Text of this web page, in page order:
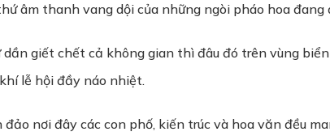
âm thanh vang dội của những ngòi pháo hoa đang
dần giết chết cả không gian thì đâu đó trên vùng
lễ hội đầy náo nhiệt.
nơi đây các con phố, kiến trúc và hoa văn đều